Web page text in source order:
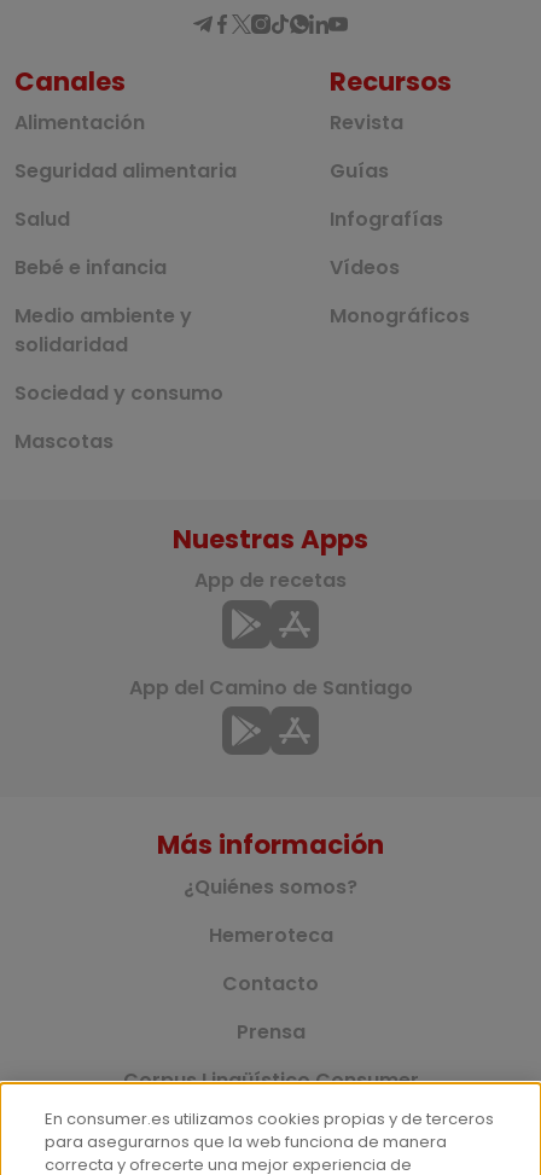
Canales
Alimentación
Seguridad alimentaria
Salud
Bebé e infancia
Medio ambiente y
solidaridad
Sociedad y consumo
Mascotas
Recursos
Revista
Guías
Infografías
Vídeos
Monográficos
Más información
¿Quiénes somos?
Hemeroteca
Contacto
Prensa
Corpus Lingüístico Consumer
Nuestras Apps
App de recetas
App del Camino de Santiago
© Fundación EROSKI
En consumer.es utilizamos cookies propias y de terceros
para asegurarnos que la web funciona de manera
correcta y ofrecerte una mejor experiencia de